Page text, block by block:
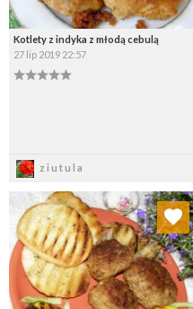
Kotlety z indyka z młodą cebulą
27 lip 2019 22:57
ziutula
Dodaj do ulubionych
Wybierz listę: